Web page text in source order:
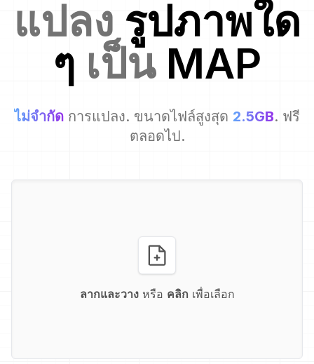
แปลง รูปภาพใด
ๆ เป็น MAP
ไม่จำกัด การแปลง. ขนาดไฟล์สูงสุด 2.5GB. ฟรี
ตลอดไป.
ลากและวางหรือ คลิก เพื่อเลือก